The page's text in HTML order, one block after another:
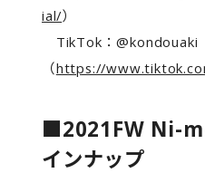
ial/）
TikTok：@kondouaki
（https://
■2021FW Ni-
インナップ